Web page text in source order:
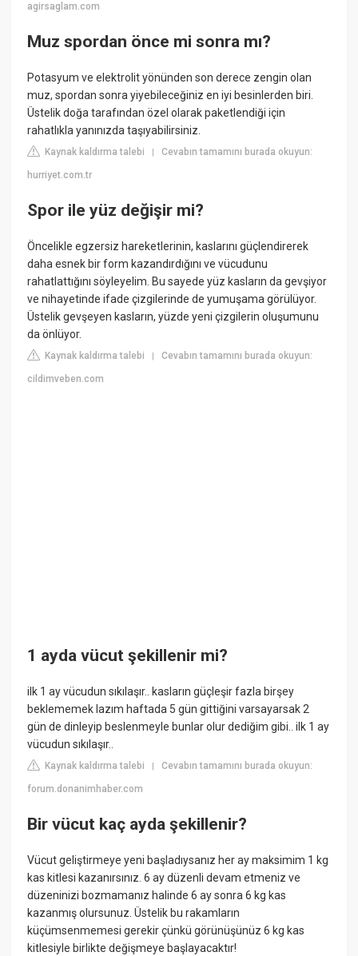
agirsaglam.com
Muz spordan önce mi sonra mı?
Potasyum ve elektrolit yönünden son derece zengin olan
muz, spordan sonra yiyebileceğiniz en iyi besinlerden biri.
Üstelik doğa tarafından özel olarak paketlendiği için
rahatlıkla yanınızda taşıyabilirsiniz.
Kaynak kaldırma talebi |Cevabın tamamını burada okuyun:
hurriyet.com.tr
Spor ile yüz değişir mi?
Öncelikle egzersiz hareketlerinin, kaslarını güçlendirerek
daha esnek bir form kazandırdığını ve vücudunu
rahatlattığını söyleyelim. Bu sayede yüz kasların da gevşiyor
ve nihayetinde ifade çizgilerinde de yumuşama görülüyor.
Üstelik gevşeyen kasların, yüzde yeni çizgilerin oluşumunu
da önlüyor.
Kaynak kaldırma talebi |Cevabın tamamını burada okuyun:
cildimveben.com
1 ayda vücut şekillenir mi?
ilk 1 ay vücudun sıkılaşır.. kasların güçleşir fazla birşey
beklememek lazım haftada 5 gün gittiğini varsayarsak 2
gün de dinleyip beslenmeyle bunlar olur dediğim gibi.. ilk 1 ay
vücudun sıkılaşır..
Kaynak kaldırma talebi |Cevabın tamamını burada okuyun:
forum.donanimhaber.com
Bir vücut kaç ayda şekillenir?
Vücut geliştirmeye yeni başladıysanız her ay maksimim 1 kg
kas kitlesi kazanırsınız. 6 ay düzenli devam etmeniz ve
düzeninizi bozmamanız halinde 6 ay sonra 6 kg kas
kazanmış olursunuz. Üstelik bu rakamların
küçümsenmemesi gerekir çünkü görünüşünüz 6 kg kas
kitlesiyle birlikte değişmeye başlayacaktır!